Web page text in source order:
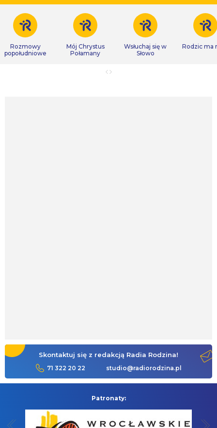
Rozmowy
popołudniowe
Mój Chrystus
Połamany
Wsłuchaj się w
Słowo
Rodzic ma
Skontaktuj się z redakcją Radia Rodzina!
71 322 20 22 studio@radiorodzina.pl
Patronaty: